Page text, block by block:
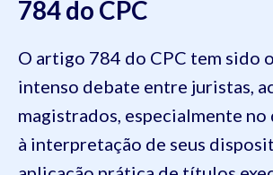
784 do CPC
O artigo 784 do CPC tem sido
intenso debate entre juristas,
magistrados, especialmente no
à interpretação de seus